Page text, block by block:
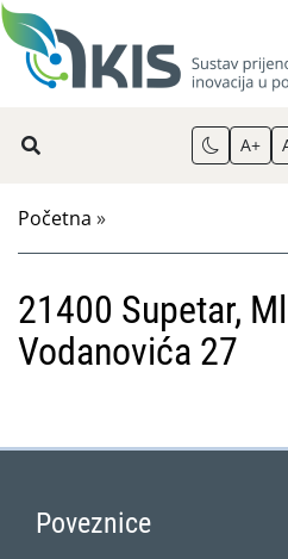
A+
Početna »
21400 Supetar,
Vodanovića 27
Poveznice